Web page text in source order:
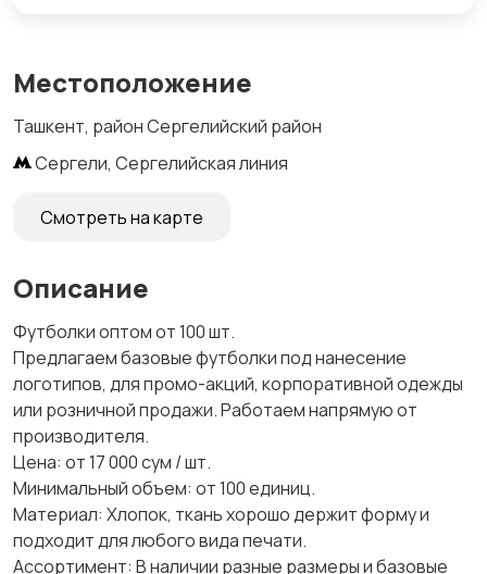
Местоположение
Ташкент, район Сергелийский район
Сергели, Сергелийская линия
Смотреть на карте
Описание
Футболки оптом от 100 шт.
​Предлагаем базовые футболки под нанесение
логотипов, для промо-акций, корпоративной одежды
или розничной продажи. Работаем напрямую от
производителя.
​Цена: от 17 000 сум / шт.
​Минимальный объем: от 100 единиц.
​Материал: Хлопок, ткань хорошо держит форму и
подходит для любого вида печати.
​Ассортимент: В наличии разные размеры и базовые